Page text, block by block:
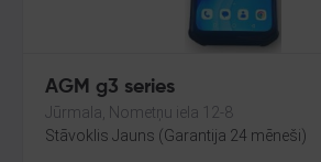
AGM g3 series
Jūrmala, Nometņu iela 12-8
Stāvoklis Jauns (Garantija 24 mēneši)